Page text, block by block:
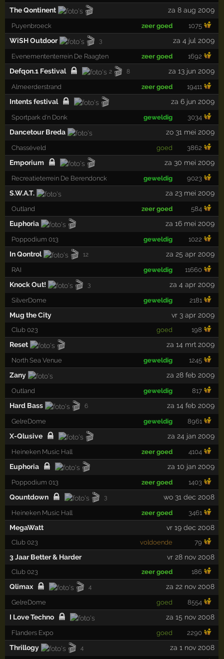
The Qontinent 🎬 za 8 aug 2009
Puyenbroeck zeer goed 1075
WiSH Outdoor 🎬 3 za 4 jul 2009
Evenemententerrein De Raagten zeer goed 1692
Defqon.1 Festival 2 🎬 8 za 13 jun 2009
Almeerderstrand zeer goed 19411
Intents festival 🎬 za 6 jun 2009
Sportpark d'n Donk geweldig 3034
Dancetour Breda zo 31 mei 2009
Chasséveld goed 3862
Emporium 🎬 za 30 mei 2009
Recreatieterrein De Berendonck geweldig 9023
S.W.A.T. za 23 mei 2009
Outland zeer goed 584
Euphoria 🎬 za 16 mei 2009
Poppodium 013 geweldig 1022
In Qontrol 🎬 12 za 25 apr 2009
RAI geweldig 11660
Knock Out! 🎬 3 za 4 apr 2009
SilverDome geweldig 2181
Mug the City vr 3 apr 2009
Club 023 goed 198
Reset 🎬 za 14 mrt 2009
North Sea Venue geweldig 1245
Zany za 28 feb 2009
Outland geweldig 817
Hard Bass 🎬 6 za 14 feb 2009
GelreDome geweldig 8961
X-Qlusive 🎬 za 24 jan 2009
Heineken Music Hall zeer goed 4104
Euphoria 🎬 za 10 jan 2009
Poppodium 013 zeer goed 1403
Qountdown 🎬 3 wo 31 dec 2008
Heineken Music Hall zeer goed 3461
MegaWatt vr 19 dec 2008
Club 023 voldoende 79
3 Jaar Better & Harder vr 28 nov 2008
Club 023 zeer goed 186
Qlimax 🎬 4 za 22 nov 2008
GelreDome goed 8554
I Love Techno za 15 nov 2008
Flanders Expo goed 2290
Thrillogy 🎬 4 za 1 nov 2008